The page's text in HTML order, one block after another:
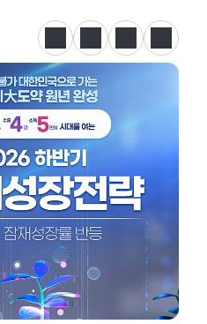
정지 이전 다음 카드뉴